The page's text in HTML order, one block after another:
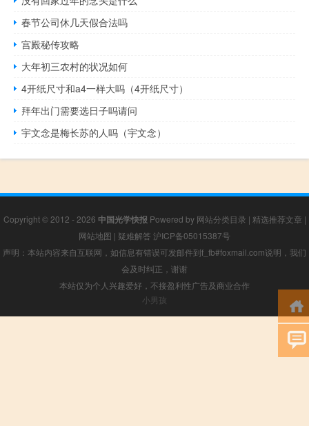
春节公司休几天假合法吗
宫殿秘传攻略
大年初三农村的状况如何
4开纸尺寸和a4一样大吗（4开纸尺寸）
拜年出门需要选日子吗请问
宇文念是梅长苏的人吗（宇文念）
Copyright © 2012 - 2026 中国光学快报 Powered by 网站分类目录 | 精选推荐文章 |
网站地图 | 疑难解答 沪ICP备05015387号
声明：本站内容来自互联网，如信息有错误可发邮件到f_fb#foxmail.com说明，我们
会及时纠正，谢谢
本站仅为个人兴趣爱好，不接盈利性广告及商业合作
小男孩